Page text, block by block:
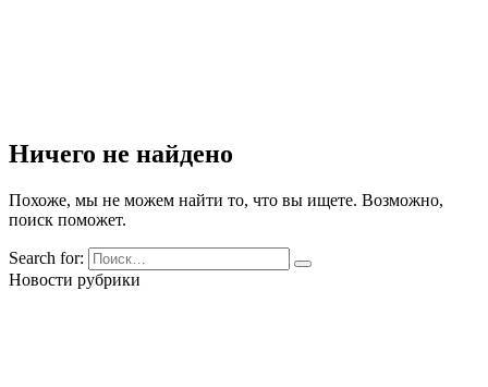
Ничего не найдено
Похоже, мы не можем найти то, что вы ищете. Возможно,
поиск поможет.
Search for:
Новости рубрики